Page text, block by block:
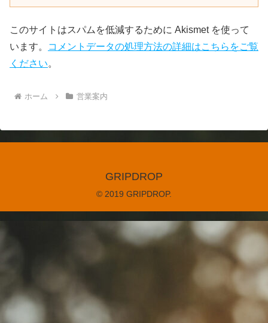
このサイトはスパムを低減するために Akismet を使って
います。
コメントデータの処理方法の詳細はこちらをご覧
ください。
ホーム 営業案内
GRIPDROP
© 2019 GRIPDROP.